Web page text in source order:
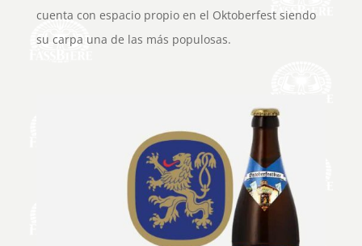
cuenta con espacio propio en el Oktoberfest siendo
su carpa una de las más populosas.